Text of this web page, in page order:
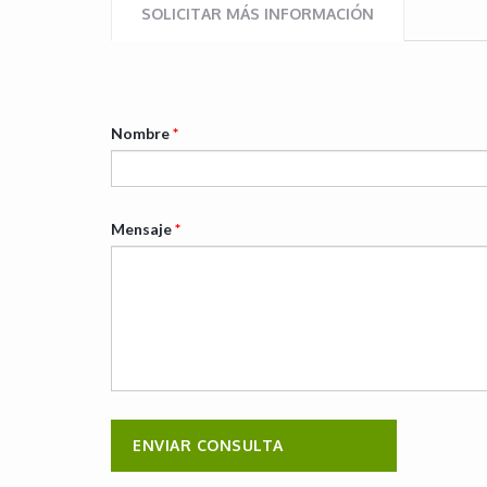
SOLICITAR MÁS INFORMACIÓN
Nombre*
Mensaje*